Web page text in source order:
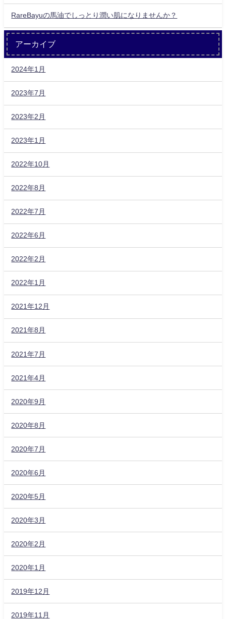
RareBayuの馬油でしっとり潤い肌になりませんか？
アーカイブ
2024年1月
2023年7月
2023年2月
2023年1月
2022年10月
2022年8月
2022年7月
2022年6月
2022年2月
2022年1月
2021年12月
2021年8月
2021年7月
2021年4月
2020年9月
2020年8月
2020年7月
2020年6月
2020年5月
2020年3月
2020年2月
2020年1月
2019年12月
2019年11月